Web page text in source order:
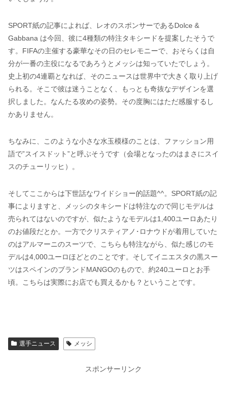
SPORT紙の記事によれば、レオのスポンサーであるDolce &
Gabbana は今回、彼に4種類の特注タキシードを提案したそうで
す。FIFAの主催する豪華なその日のセレモニーで、おそらくは自
分が一番の主役になるであろうとメッシは知っていたでしょう。
史上初の4連覇となれば、そのニュースは世界中で大きく取り上げ
られる。そこで彼は迷うことなく、もっとも奇抜なデザインを選
択しました。なんたる攻めの姿勢。その度胸にはただ感服するし
かありません。
ちなみに、このような小さな水玉模様のことは、ファッション用
語で”スイスドット”と呼ぶそうです（会場となったのはまさにスイ
スのチューリッヒ）。
そしてここからは下世話なワイドショー的話題^^。SPORT紙の記
事によりますと、メッシのタキシードは特注なので同じモデルは
売られてはないのですが、似たようなモデルは1,400ユーロあたり
のお値段だとか。一方でクリスティアノ･ロナウドが着用していた
のはアルマーニのスーツで、こちらも特注ながら、似た感じのモ
デルは4,000ユーロほどとのことです。そしてイニエスタの黒スー
ツはスペインのブランドMANGOのもので、約240ユーロとお手
頃。こちらは実際にお店でも買えるかも？ということです。
選手ニュース メッシ
スポンサーリンク